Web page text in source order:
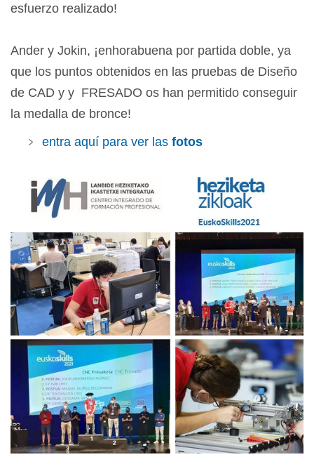
esfuerzo realizado!
Ander y Jokin, ¡enhorabuena por partida doble, ya
que los puntos obtenidos en las pruebas de Diseño
de CAD y y FRESADO os han permitido conseguir
la medalla de bronce!
entra aquí para ver las fotos